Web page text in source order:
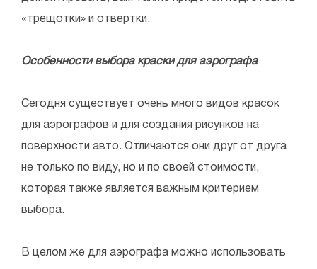
«трещотки» и отвертки.
Особенности выбора краски для аэрографа
Сегодня существует очень много видов красок
для аэрографов и для создания рисунков на
поверхности авто. Отличаются они друг от друга
не только по виду, но и по своей стоимости,
которая также является важным критерием
выбора.
В целом же для аэрографа можно использовать